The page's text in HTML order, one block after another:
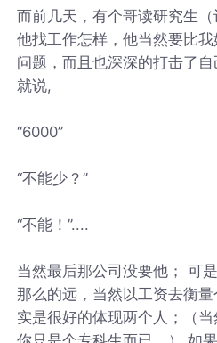
而前几天，有个哥读研究生
他找工作怎样，他当然要比
问题，而且也深深的打击了
就说,
“6000”
“不能少？”
“不能！”....
当然最后那公司没要他； 可
那么的远，当然以工资去衡
实是很好的体现两个人；（